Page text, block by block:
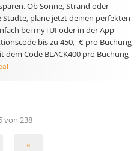
Ob Sonne, Strand oder
Städte, plane jetzt deinen perfekten
bei myTUI oder in der App
bis zu 450,- € pro Buchung
Code BLACK400 pro Buchung
von 238
«